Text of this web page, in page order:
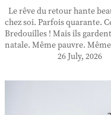
Le rêve du retour hante
chez soi. Parfois quarante.
Bredouilles ! Mais ils
natale. Même pauvre.
26 July, 2026